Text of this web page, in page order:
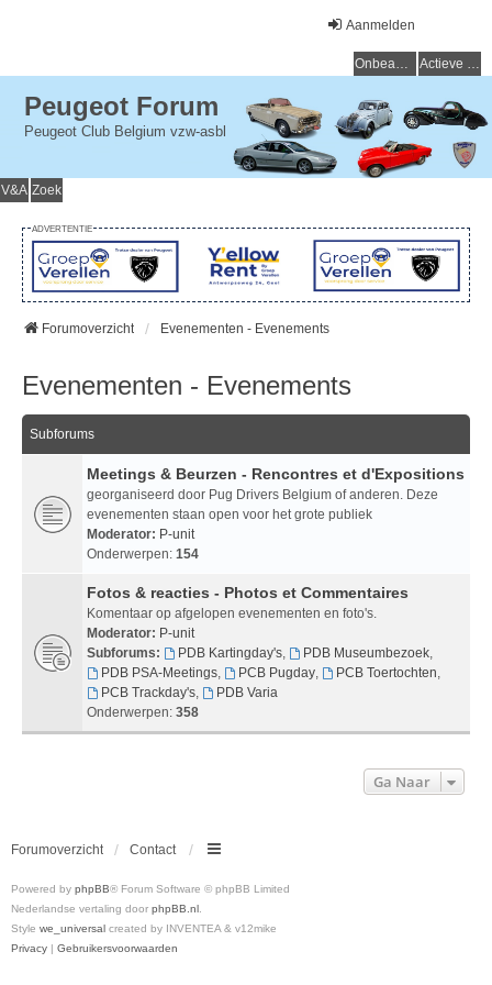
Aanmelden
Onbeantwoorde onderwerpen Actieve onderwerpen
Peugeot Forum
Peugeot Club Belgium vzw-asbl
V&A Zoek
ADVERTENTIE
Forumoverzicht Evenementen - Evenements
Evenementen - Evenements
Subforums
Meetings & Beurzen - Rencontres et d'Expositions
georganiseerd door Pug Drivers Belgium of anderen. Deze
evenementen staan open voor het grote publiek
Moderator: P-unit
Onderwerpen: 154
Fotos & reacties - Photos et Commentaires
Komentaar op afgelopen evenementen en foto's.
Moderator: P-unit
Subforums:
PDB Kartingday's, PDB Museumbezoek,
PDB PSA-Meetings, PCB Pugday, PCB Toertochten,
PCB Trackday's,
PDB Varia
Onderwerpen: 358
Ga Naar
Forumoverzicht Contact
Powered by phpBB® Forum Software © phpBB Limited
Nederlandse vertaling door phpBB.nl.
Style we_universal created by INVENTEA & v12mike
Privacy | Gebruikersvoorwaarden